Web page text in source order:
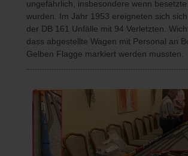
ungefährlich, insbesondere wenn
wurden. Im Jahr 1953 ereigneten sich
der DB 161 Unfälle mit 94 Verletzten.
dass abgestellte Wagen mit Personal an
Gelben Flagge markiert werden mussten.